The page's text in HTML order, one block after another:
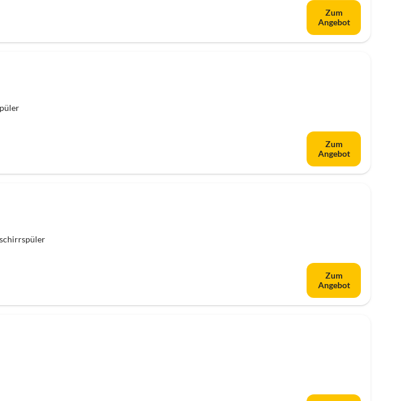
Zum
Angebot
Zum
Angebot
Zum
Angebot